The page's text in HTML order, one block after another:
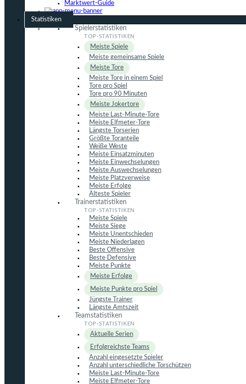
Marktwert-Guide
Statistiken
Spielerstatistiken
Meiste Spiele
Meiste gemeinsame Spiele
Meiste Tore
Meiste Tore in einem Spiel
Tore pro Spiel
Tore pro 90 Minuten
Meiste Jokertore
Meiste Last-Minute-Tore
Meiste Elfmeter-Tore
Längste Torserien
Größte Toranteile
Weiße Weste
Meiste Einsatzminuten
Meiste Einwechselungen
Meiste Auswechselungen
Meiste Platzverweise
Meiste Erfolge
Älteste Spieler
Trainerstatistiken
Meiste Spiele
Meiste Siege
Meiste Unentschieden
Meiste Niederlagen
Beste Offensive
Beste Defensive
Meiste Punkte
Meiste Erfolge
Meiste Punkte pro Spiel
Jüngste Trainer
Längste Amtszeit
Teamstatistiken
Aktuelle Serien
Erfolgreichste Teams
Anzahl eingesetzte Spieler
Anzahl unterschiedliche Torschützen
Meiste Last-Minute-Tore
Meiste Elfmeter-Tore